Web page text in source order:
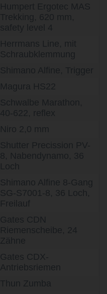
Herrmans Line, mit
Schraubklemmung
Magura HS22
Niro 2,0 mm
Shimano Alfine 8-Gang
SG-S7001-8, 36 Loch,
Freilauf
Gates CDX-
Antriebsriemen